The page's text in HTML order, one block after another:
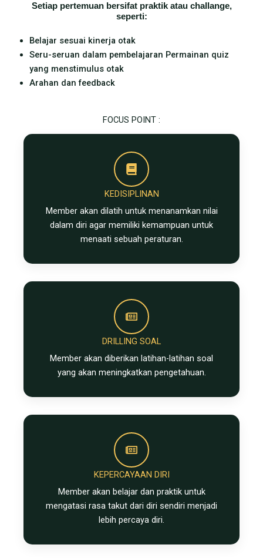
Setiap pertemuan bersifat praktik atau challange,
seperti:
Belajar sesuai kinerja otak
Seru-seruan dalam pembelajaran Permainan quiz
yang menstimulus otak
Arahan dan feedback
FOCUS POINT :
KEDISIPLINAN
Member akan dilatih untuk menanamkan nilai
dalam diri agar memiliki kemampuan untuk
menaati sebuah peraturan.
DRILLING SOAL​
Member akan diberikan latihan-latihan soal
yang akan meningkatkan pengetahuan.
KEPERCAYAAN DIRI
Member akan belajar dan praktik untuk
mengatasi rasa takut dari diri sendiri menjadi
lebih percaya diri.